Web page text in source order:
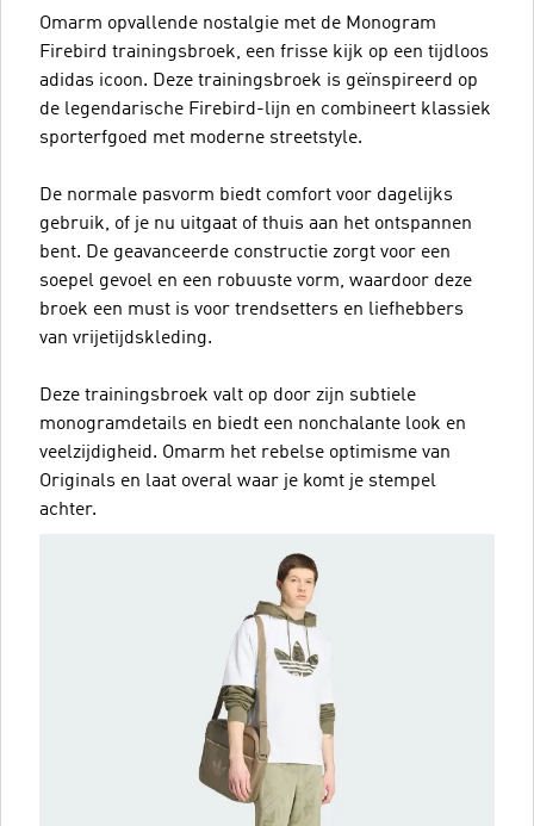
Omarm opvallende nostalgie met de Monogram
Firebird trainingsbroek, een frisse kijk op een tijdloos
adidas icoon. Deze trainingsbroek is geïnspireerd op
de legendarische Firebird-lijn en combineert klassiek
sporterfgoed met moderne streetstyle.
De normale pasvorm biedt comfort voor dagelijks
gebruik, of je nu uitgaat of thuis aan het ontspannen
bent. De geavanceerde constructie zorgt voor een
soepel gevoel en een robuuste vorm, waardoor deze
broek een must is voor trendsetters en liefhebbers
van vrijetijdskleding.
Deze trainingsbroek valt op door zijn subtiele
monogramdetails en biedt een nonchalante look en
veelzijdigheid. Omarm het rebelse optimisme van
Originals en laat overal waar je komt je stempel
achter.